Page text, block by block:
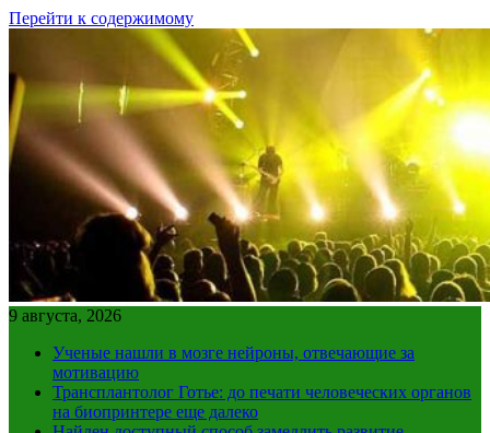
Перейти к содержимому
9 августа, 2026
Ученые нашли в мозге нейроны, отвечающие за
мотивацию
Трансплантолог Готье: до печати человеческих органов
на биопринтере еще далеко